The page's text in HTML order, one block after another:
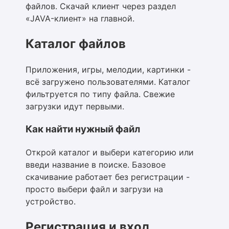
файлов. Скачай клиент через раздел
«JAVA-клиент» на главной.
Каталог файлов
Приложения, игры, мелодии, картинки -
всё загружено пользователями. Каталог
фильтруется по типу файла. Свежие
загрузки идут первыми.
Как найти нужный файл
Открой каталог и выбери категорию или
введи название в поиске. Базовое
скачивание работает без регистрации -
просто выбери файл и загрузи на
устройство.